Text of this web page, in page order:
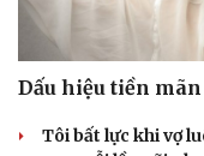
Dấu hiệu tiền
Tôi bất lực khi vợ